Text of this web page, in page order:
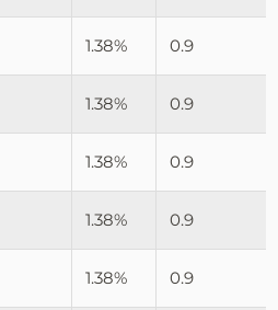
1.38% 0.9
1.38% 0.9
1.38% 0.9
1.38% 0.9
1.38% 0.9